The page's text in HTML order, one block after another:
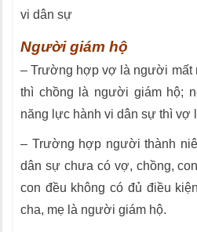
vi dân sự
Người giám hộ
– Trường hợp vợ là người mất
thì chồng là người giám hộ;
năng lực hành vi dân sự thì vợ
– Trường hợp người thành
dân sự chưa có vợ, chồng,
con đều không có đủ điều
cha, mẹ là người giám hộ.